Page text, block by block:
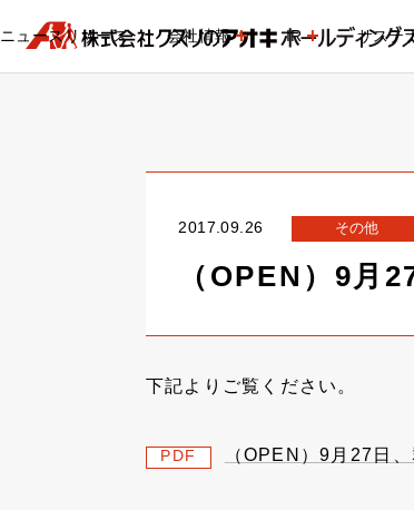
ニュースリリース 会社情報 IR サステ
2017.09.26 その他
（OPEN）9月
下記よりご覧ください。
PDF （OPEN）9月27日